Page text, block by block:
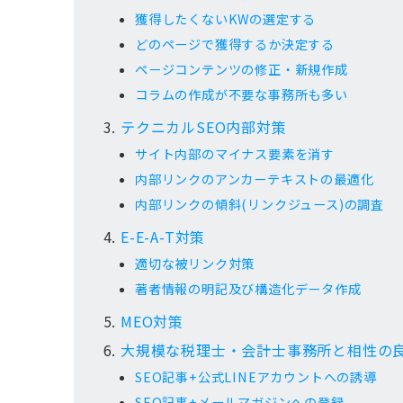
獲得したくないKWの選定する
どのページで獲得するか決定する
ページコンテンツの修正・新規作成
コラムの作成が不要な事務所も多い
テクニカルSEO内部対策
サイト内部のマイナス要素を消す
内部リンクのアンカーテキストの最適化
内部リンクの傾斜(リンクジュース)の調査
E-E-A-T対策
適切な被リンク対策
著者情報の明記及び構造化データ作成
MEO対策
大規模な税理士・会計士事務所と相性の
SEO記事+公式LINEアカウントへの誘導